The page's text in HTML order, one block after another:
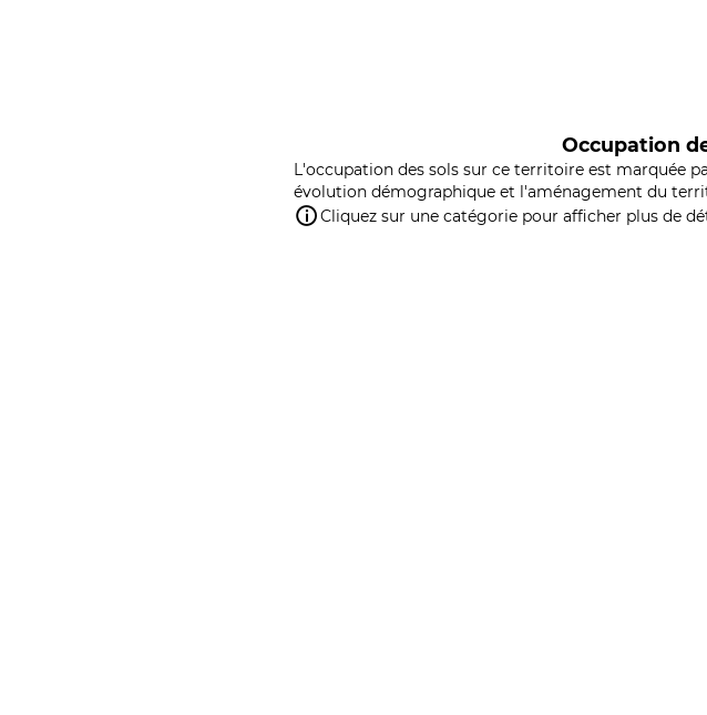
Occupation
L'occupation des sols sur ce territoire est marquée
évolution démographique et l'aménagement du
Cliquez sur une catégorie pour afficher plus de